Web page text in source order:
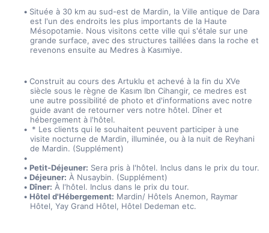
Située à 30 km au sud-est de Mardin, la Ville antique de Dara
est l'un des endroits les plus importants de la Haute
Mésopotamie. Nous visitons cette ville qui s'étale sur une
grande surface, avec des structures taillées dans la roche et
revenons ensuite au Medres à Kasımiye.
Construit au cours des Artuklu et achevé à la fin du XVe
siècle sous le règne de Kasım Ibn Cihangir, ce medres est
une autre possibilité de photo et d'informations avec notre
guide avant de retourner vers notre hôtel. Dîner et
hébergement à l'hôtel.
* Les clients qui le souhaitent peuvent participer à une
visite nocturne de Mardin, illuminée, ou à la nuit de Reyhani
de Mardin. (Supplément)
Petit-Déjeuner: Sera pris à l'hôtel. Inclus dans le prix du tour.
Déjeuner: À Nusaybin. (Supplément)
Dîner: À l'hôtel. Inclus dans le prix du tour.
Hôtel d'Hébergement: Mardin/ Hôtels Anemon, Raymar
Hôtel, Yay Grand Hôtel, Hôtel Dedeman etc.